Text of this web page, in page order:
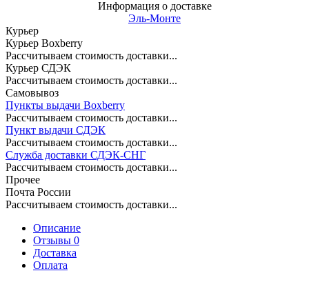
Информация о доставке
Эль-Монте
Курьер
Курьер Boxberry
Рассчитываем стоимость доставки...
Курьер СДЭК
Рассчитываем стоимость доставки...
Самовывоз
Пункты выдачи Boxberry
Рассчитываем стоимость доставки...
Пункт выдачи СДЭК
Рассчитываем стоимость доставки...
Служба доставки СДЭК-СНГ
Рассчитываем стоимость доставки...
Прочее
Почта России
Рассчитываем стоимость доставки...
Описание
Отзывы 0
Доставка
Оплата